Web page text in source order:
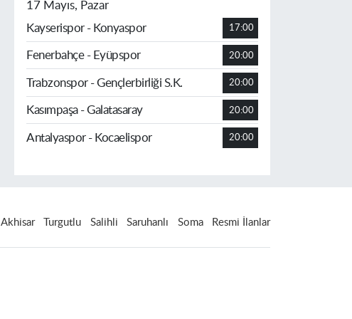
17 Mayıs, Pazar
Kayserispor - Konyaspor
17:00
Fenerbahçe - Eyüpspor 20:00
Trabzonspor - Gençlerbirliği S.K. 20:00
Kasımpaşa - Galatasaray 20:00
Antalyaspor - Kocaelispor 20:00
Akhisar Turgutlu Salihli Saruhanlı Soma Resmi İlanlar